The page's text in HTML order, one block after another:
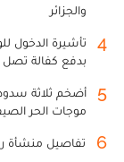
والجزائر
4
بدفع كفالة تصل إلى 20 ألف
5
أضخم ثلاثة
موجات الحر
6 تفاصيل منشأة